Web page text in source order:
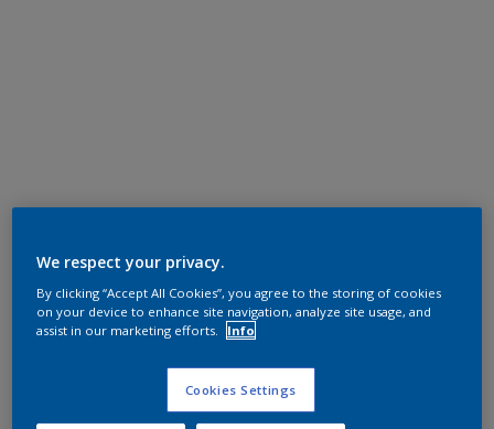
We respect your privacy.
By clicking “Accept All Cookies”, you agree to the storing of cookies
on your device to enhance site navigation, analyze site usage, and
assist in our marketing efforts.
Info
Cookies Settings